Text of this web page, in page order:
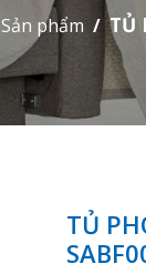
Sản phẩm TỦ
TỦ